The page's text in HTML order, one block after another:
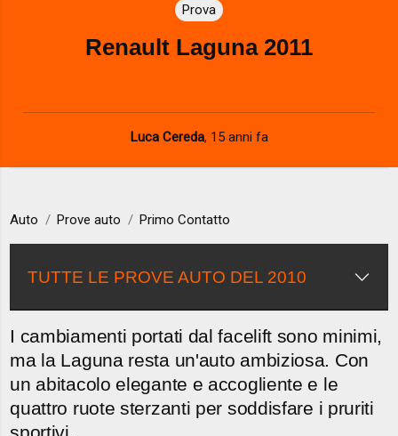
Prova
Renault Laguna 2011
Luca Cereda, 15 anni fa
Auto Prove auto Primo Contatto
TUTTE LE PROVE AUTO DEL 2010
I cambiamenti portati dal facelift sono minimi,
ma la Laguna resta un'auto ambiziosa. Con
un abitacolo elegante e accogliente e le
quattro ruote sterzanti per soddisfare i pruriti